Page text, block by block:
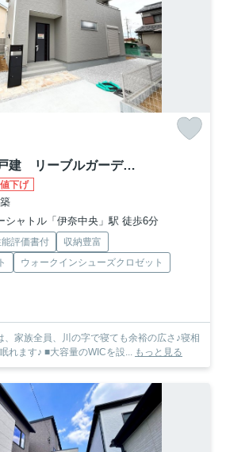
伊奈町中央 新築戸建 リーブルガーデン02
下げ
シャトル「伊奈中央」駅 徒歩6分
評価書付
収納豊富
ウォークインシューズクロゼット
家族全員、川の字で寝ても余裕の広さ♪寝相
れます♪ ■大容量のWICを設... もっと見る